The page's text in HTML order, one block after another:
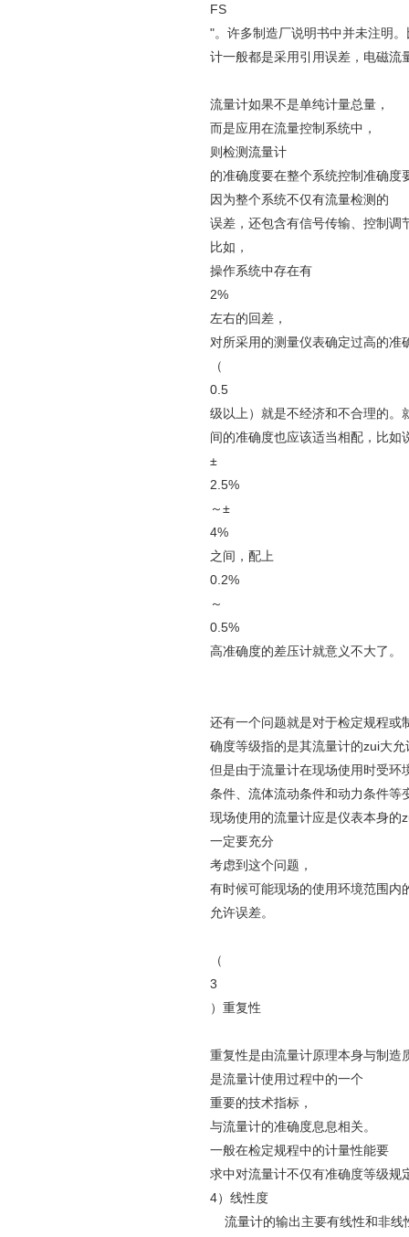
FS
"。许多制造厂说明书中并未注明
计一般都是采用引用误差，电磁流
流量计如果不是单纯计量总量，
而是应用在流量控制系统中，
则检测流量计
的准确度要在整个系统控制准确度
因为整个系统不仅有流量检测的
误差，还包含有信号传输、控制调
比如，
操作系统中存在有
2%
左右的回差，
对所采用的测量仪表确定过高的准
（
0.5
级以上）就是不经济和不合理的。
间的准确度也应该适当相配，比如
±
2.5%
～±
4%
之间，配上
0.2%
～
0.5%
高准确度的差压计就意义不大了。
还有一个问题就是对于检定规程或
确度等级指的是其流量计的zui大允
但是由于流量计在现场使用时受环
条件、流体流动条件和动力条件等
现场使用的流量计应是仪表本身的
一定要充分
考虑到这个问题，
有时候可能现场的使用环境范围内
允许误差。
（
3
）重复性
重复性是由流量计原理本身与制造
是流量计使用过程中的一个
重要的技术指标，
与流量计的准确度息息相关。
一般在检定规程中的计量性能要
求中对流量计不仅有准确度等级规
4）线性度
流量计的输出主要有线性和非线